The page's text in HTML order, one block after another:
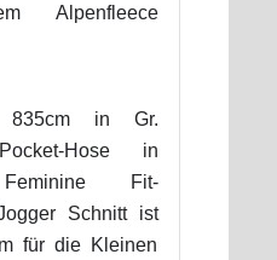
Alpenfleece
835cm in Gr.
Hose in
Feminine Fit-
Schnitt ist
für die Kleinen